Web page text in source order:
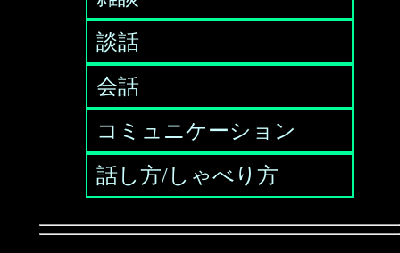
談話
会話
コミュニケーション
話し方/しゃべり方